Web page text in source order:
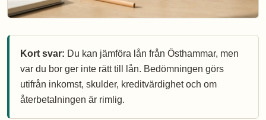
Kort svar: Du kan jämföra lån från Östhammar, men
var du bor ger inte rätt till lån. Bedömningen görs
utifrån inkomst, skulder, kreditvärdighet och om
återbetalningen är rimlig.